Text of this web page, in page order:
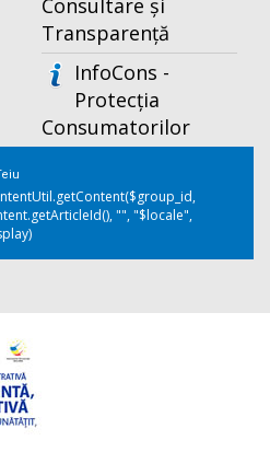
Consultare și
Transparență
InfoCons -
Protecția
Consumatorilor
"", "$locale",